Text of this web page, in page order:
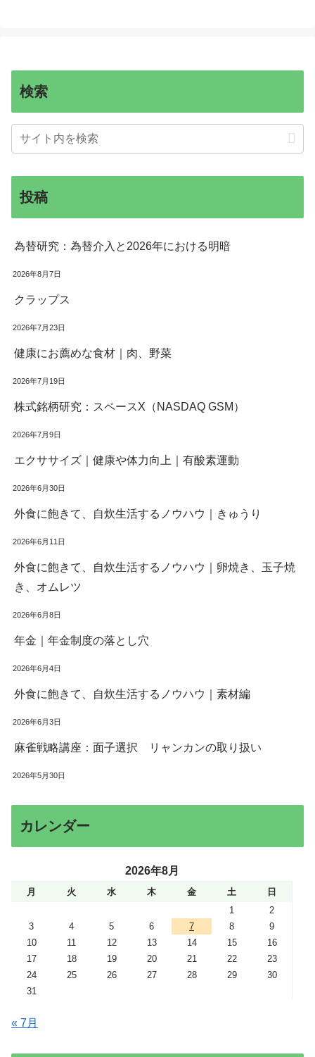
検索
投稿
為替研究：為替介入と2026年における明暗
2026年8月7日
クラップス
2026年7月23日
健康にお薦めな食材｜肉、野菜
2026年7月19日
株式銘柄研究：スペースX（NASDAQ GSM）
2026年7月9日
エクササイズ｜健康や体力向上｜有酸素運動
2026年6月30日
外食に飽きて、自炊生活するノウハウ｜きゅうり
2026年6月11日
外食に飽きて、自炊生活するノウハウ｜卵焼き、玉子焼
き、オムレツ
2026年6月8日
年金｜年金制度の落とし穴
2026年6月4日
外食に飽きて、自炊生活するノウハウ｜素材編
2026年6月3日
麻雀戦略講座：面子選択 リャンカンの取り扱い
2026年5月30日
カレンダー
2026年8月
月 火 水 木 金 土
日
1
2
3
4 5 6 7 8
9
10
11 12 13 14 15
16
17
18 19 20 21 22
23
24
25 26 27 28 29
30
31
« 7月